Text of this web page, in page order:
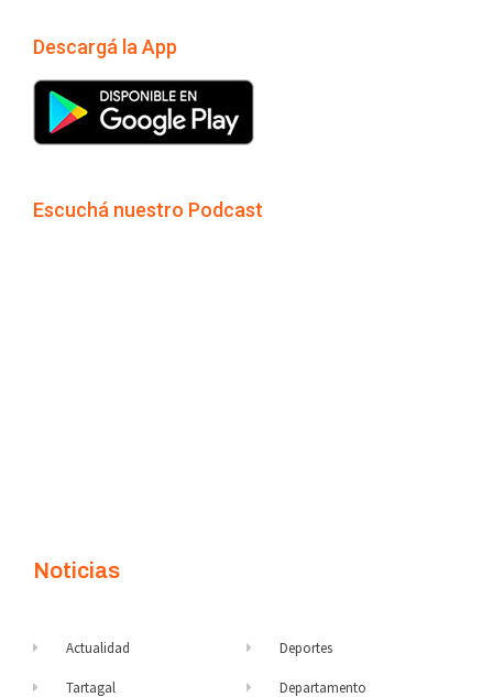
Descargá la App
Escuchá nuestro Podcast
Noticias
Actualidad
Tartagal
Deportes
Departamento